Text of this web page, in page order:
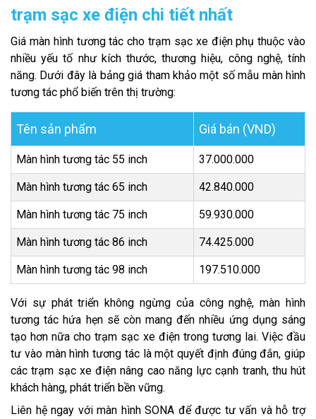
trạm sạc xe điện chi tiết nhất
Giá màn hình tương tác cho trạm sạc xe điện phụ thuộc vào
nhiều yếu tố như kích thước, thương hiệu, công nghệ, tính
năng. Dưới đây là bảng giá tham khảo một số mẫu màn hình
tương tác phổ biến trên thị trường:
Tên sản phẩm Giá bán (VND)
Màn hình tương tác 55 inch 37.000.000
Màn hình tương tác 65 inch 42.840.000
Màn hình tương tác 75 inch 59.930.000
Màn hình tương tác 86 inch 74.425.000
Màn hình tương tác 98 inch 197.510.000
Với sự phát triển không ngừng của công nghệ, màn hình
tương tác hứa hẹn sẽ còn mang đến nhiều ứng dụng sáng
tạo hơn nữa cho trạm sạc xe điện trong tương lai. Việc đầu
tư vào màn hình tương tác là một quyết định đúng đắn, giúp
các trạm sạc xe điện nâng cao năng lực cạnh tranh, thu hút
khách hàng, phát triển bền vững.
Liên hệ ngay với màn hình SONA để được tư vấn và hỗ trợ